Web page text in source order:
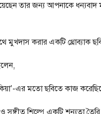
তার জন্য আপনাকে ধন্যবাদ
মুখদাস করার একটি থ্রোব্যাক
এর মতো ছবিতে কাজ